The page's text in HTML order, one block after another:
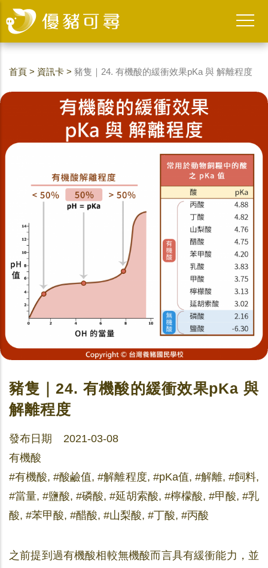
首頁 > 資訊卡 > 豬隻｜24. 有機酸的緩衝效果pKa 與 解離程度
豬隻｜24. 有機酸的緩衝效果pKa 與
解離程度
發布日期 2021-03-08
有機酸
#有機酸, #酸鹼值, #解離程度, #pKa值, #解離, #飼料,
#當量, #鹽酸, #磷酸, #延胡索酸, #檸檬酸, #甲酸, #乳
酸, #苯甲酸, #醋酸, #山梨酸, #丁酸, #丙酸
之前提到過有機酸相較無機酸而言具有緩衝能力，並